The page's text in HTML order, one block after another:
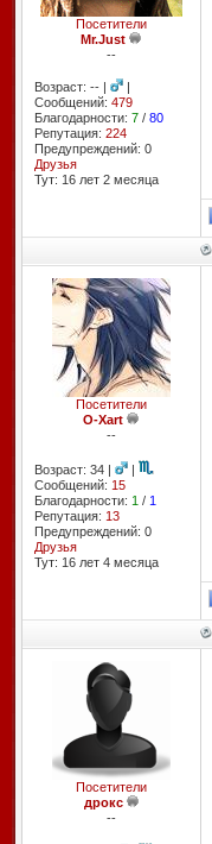
Посетители
Mr.Just
--
Возраст: -- |
|
Сообщений: 479
Благодарности: 7/ 80
Репутация: 224
Предупреждений: 0
Друзья
Тут: 16 лет 2 месяцa
Посетители
O-Xart
--
Возраст: 34 |
|
Сообщений: 15
Благодарности: 1 / 1
Репутация: 13
Предупреждений: 0
Друзья
Тут: 16 лет 4 месяцa
Посетители
дрокс
--